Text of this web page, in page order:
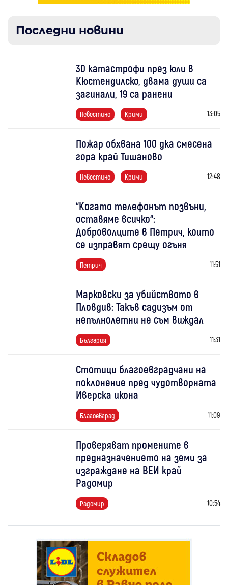
Последни новини
30 катастрофи през юли в
Кюстендилско, двама души са
загинали, 19 са ранени
Невестино Крими 13:05
Пожар обхвана 100 дка смесена
гора край Тишаново
Невестино Крими 12:48
“Когато телефонът позвъни,
оставяме всичко“:
Доброволците в Петрич, които
се изправят срещу огъня
Петрич 11:51
Марковски за убийството в
Пловдив: Такъв садизъм от
непълнолетни не съм виждал
България 11:31
Стотици благоевградчани на
поклонение пред чудотворната
Иверска икона
Благоевград 11:09
Проверяват промените в
предназначението на земи за
изграждане на ВЕИ край
Радомир
Радомир 10:54